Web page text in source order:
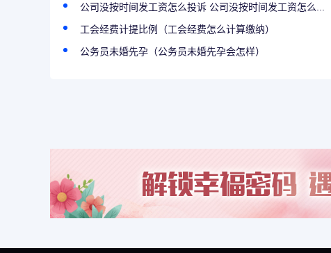
公司没按时间发工资怎么投诉 公司没按时间发工资怎么...
工会经费计提比例（工会经费怎么计算缴纳）
公务员未婚先孕（公务员未婚先孕会怎样）